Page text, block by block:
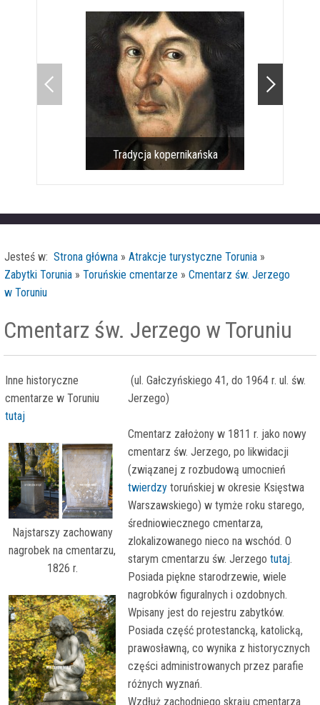
Tradycja kopernikańska
Jesteś w: Strona główna » Atrakcje turystyczne Torunia »
Zabytki Torunia » Toruńskie cmentarze » Cmentarz św. Jerzego
w Toruniu
Cmentarz św. Jerzego w Toruniu
Inne historyczne
cmentarze w Toruniu
tutaj
Najstarszy zachowany
nagrobek na cmentarzu,
1826 r.
(ul. Gałczyńskiego 41, do 1964 r. ul. św.
Jerzego)
Cmentarz założony w 1811 r. jako nowy
cmentarz św. Jerzego, po likwidacji
(związanej z rozbudową umocnień
twierdzy toruńskiej w okresie Księstwa
Warszawskiego) w tymże roku starego,
średniowiecznego cmentarza,
zlokalizowanego nieco na wschód. O
starym cmentarzu św. Jerzego tutaj.
Posiada piękne starodrzewie, wiele
nagrobków figuralnych i ozdobnych.
Wpisany jest do rejestru zabytków.
Posiada część protestancką, katolicką,
prawosławną, co wynika z historycznych
części administrowanych przez parafie
różnych wyznań.
Wzdłuż zachodniego skraju cmentarza